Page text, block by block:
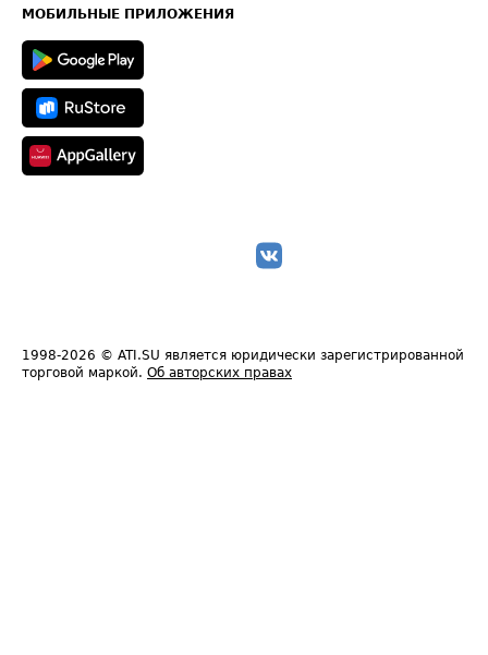
Техническая информация
МОБИЛЬНЫЕ ПРИЛОЖЕНИЯ
1998-2026 © ATI.SU является юридически зарегистрированной
торговой маркой. Об авторских правах